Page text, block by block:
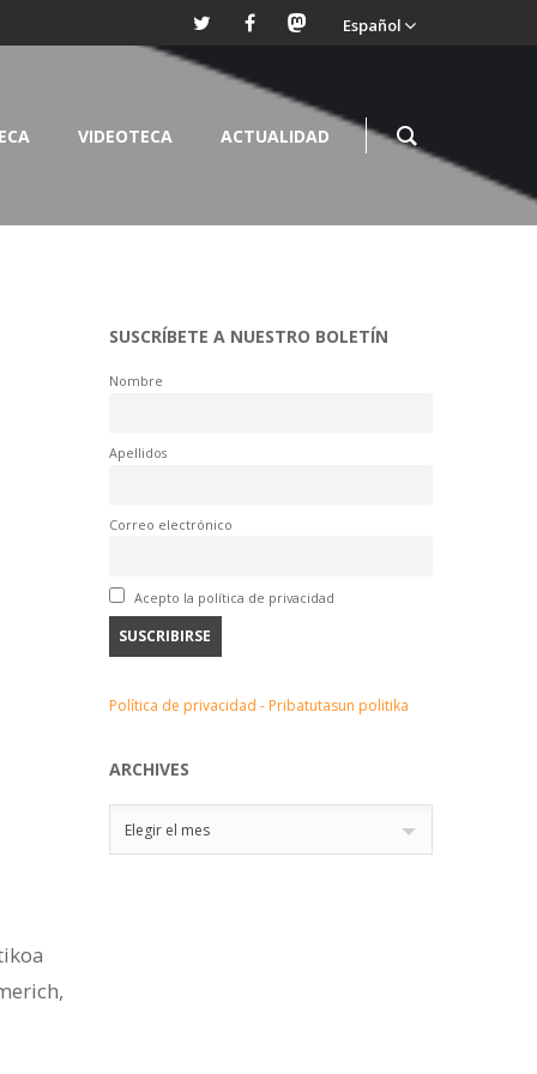
Español
VIDEOTECA ACTUALIDAD
SUSCRÍBETE A NUESTRO BOLETÍN
Nombre
Apellidos
Correo electrónico
Acepto la política de privacidad
Política de privacidad - Pribatutasun politika
ARCHIVES
Elegir el mes